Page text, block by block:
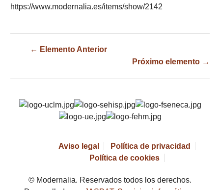
https://www.modernalia.es/items/show/2142
← Elemento Anterior
Próximo elemento →
Aviso legal
Política de privacidad
Política de cookies
© Modernalia. Reservados todos los derechos.